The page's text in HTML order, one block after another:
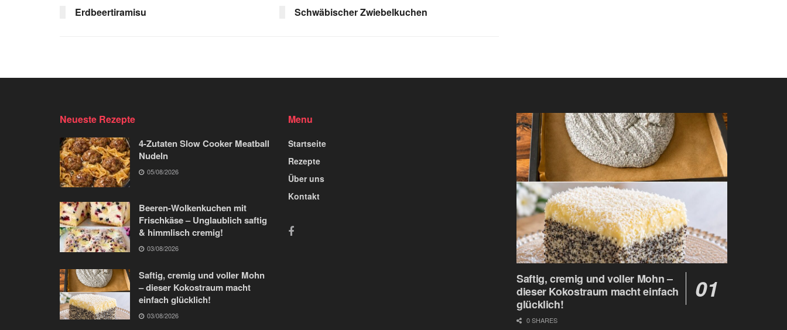
Erdbeertiramisu Schwäbischer Zwiebelkuchen
Neueste Rezepte
4-Zutaten Slow Cooker Meatball
Nudeln
05/08/2026
Beeren-Wolkenkuchen mit
Frischkäse – Unglaublich saftig
& himmlisch cremig!
03/08/2026
Saftig, cremig und voller Mohn
– dieser Kokostraum macht
einfach glücklich!
03/08/2026
Menu
Startseite
Rezepte
Über uns
Kontakt
Saftig, cremig und voller Mohn –
dieser Kokostraum macht einfach
glücklich!
0 SHARES